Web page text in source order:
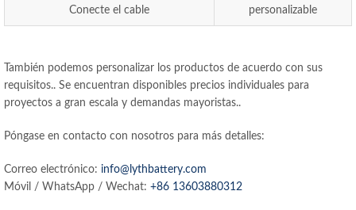
Conecte el cable personalizable
También podemos personalizar los productos de acuerdo con sus
requisitos.. Se encuentran disponibles precios individuales para
proyectos a gran escala y demandas mayoristas..
Póngase en contacto con nosotros para más detalles:
Correo electrónico: info@lythbattery.com
Móvil / WhatsApp / Wechat: +86 13603880312